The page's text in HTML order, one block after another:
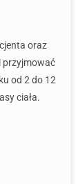
oraz
przyjmować
od 2 do 12
ciała.